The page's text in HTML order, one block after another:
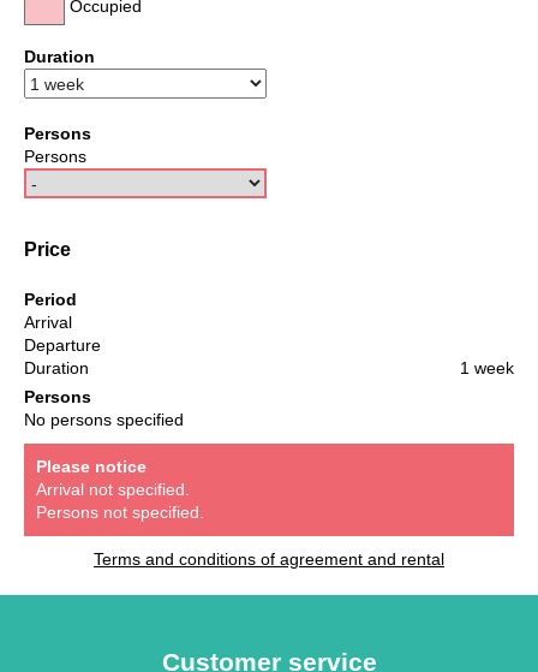
Occupied
Duration
Persons
Persons
Price
Period
Arrival
Departure
Duration
1 week
Persons
No persons specified
Please notice
Arrival not specified.
Persons not specified.
Terms and conditions of agreement and rental
Customer service